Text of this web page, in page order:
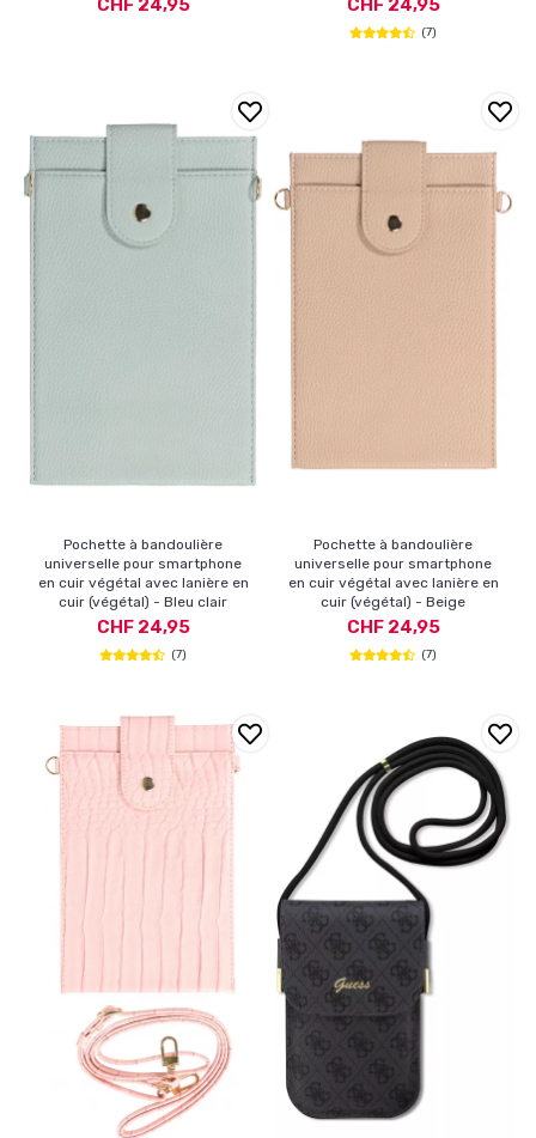
CHF 24,95 CHF 24,95
(7)
Pochette à bandoulière
universelle pour smartphone
en cuir végétal avec lanière en
cuir (végétal) - Bleu clair
CHF 24,95
(7)
Pochette à bandoulière
universelle pour smartphone
en cuir végétal avec lanière en
cuir (végétal) - Beige
CHF 24,95
(7)